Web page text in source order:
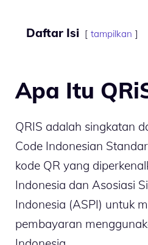
Daftar Isi tampilkan
Apa Itu
QRIS adalah singkatan
Code Indonesian
kode QR yang
Indonesia dan Asosiasi
Indonesia (ASPI) untuk
pembayaran